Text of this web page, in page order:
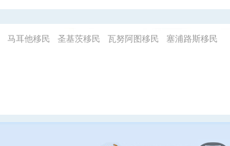
马耳他移民 圣基茨移民 瓦努阿图移民 塞浦路斯移民